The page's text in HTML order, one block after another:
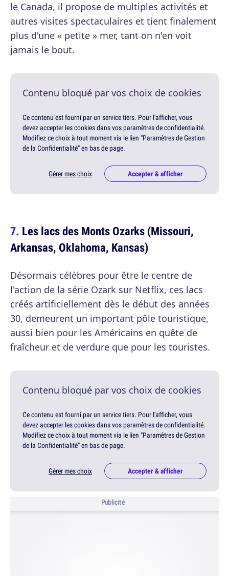
le Canada, il propose de multiples activités et
autres visites spectaculaires et tient finalement
plus d'une « petite » mer, tant on n'en voit
jamais le bout.
Contenu bloqué par vos choix de cookies
Ce contenu est fourni par un service tiers. Pour l'afficher, vous
devez accepter les cookies dans vos paramètres de confidentialité.
Modifiez ce choix à tout moment via le lien "Paramètres de Gestion
de la Confidentialité" en bas de page.
Gérer mes choix Accepter & afficher
Les lacs des Monts Ozarks (Missouri,
Arkansas, Oklahoma, Kansas)
Désormais célèbres pour être le centre de
l'action de la série Ozark sur Netflix, ces lacs
créés artificiellement dès le début des années
30, demeurent un important pôle touristique,
aussi bien pour les Américains en quête de
fraîcheur et de verdure que pour les touristes.
Contenu bloqué par vos choix de cookies
Ce contenu est fourni par un service tiers. Pour l'afficher, vous
devez accepter les cookies dans vos paramètres de confidentialité.
Modifiez ce choix à tout moment via le lien "Paramètres de Gestion
de la Confidentialité" en bas de page.
Gérer mes choix Accepter & afficher
Publicité